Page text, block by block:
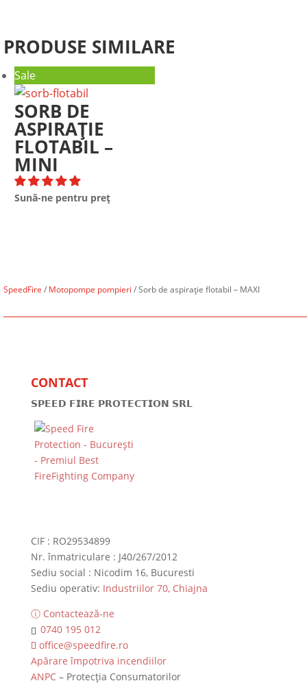
PRODUSE SIMILARE
Sale
SORB DE
ASPIRAȚIE
FLOTABIL –
MINI
Sună-ne pentru preț
SpeedFire / Motopompe pompieri / Sorb de aspirație flotabil – MAXI
CONTACT
𝗦𝗣𝗘𝗘𝗗 𝗙𝗜𝗥𝗘 𝗣𝗥𝗢𝗧𝗘𝗖𝗧𝗜𝗢𝗡 𝗦𝗥𝗟
CIF : RO29534899
Nr. înmatriculare : J40/267/2012
Sediu social : Nicodim 16, Bucuresti
Sediu operativ: Industriilor 70, Chiajna
ⓘ Contactează-ne
0740 195 012
office@speedfire.ro
Apărare împotriva incendiilor
ANPC– Protecția Consumatorilor